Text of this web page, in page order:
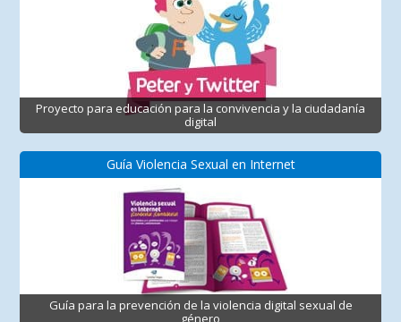
Proyecto para educación para la convivencia y la ciudadanía
digital
Guía Violencia Sexual en Internet
Guía para la prevención de la violencia digital sexual de
género